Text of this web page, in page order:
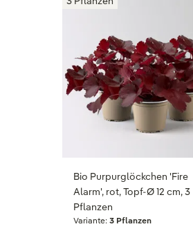
Bio Purpurglöckchen 'Fire
Alarm', rot, Topf-Ø 12 cm, 3
Pflanzen
Variante: 3 Pflanzen